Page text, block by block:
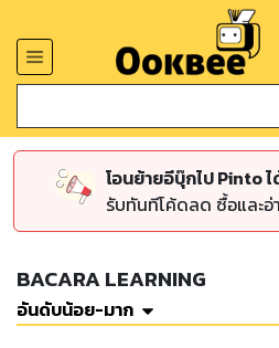
โอนย้ายอีบุ๊กไป Pinto
รับทันทีโค้ดลด ซื้อและ
BACARA LEARNING
อันดับน้อย-มาก